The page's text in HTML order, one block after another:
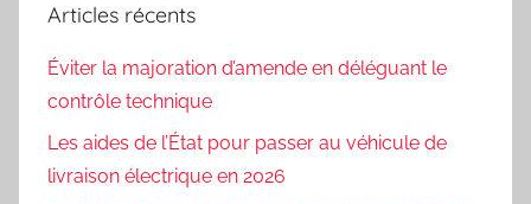
Articles récents
Éviter la majoration d’amende en déléguant le
contrôle technique
Les aides de l’État pour passer au véhicule de
livraison électrique en 2026